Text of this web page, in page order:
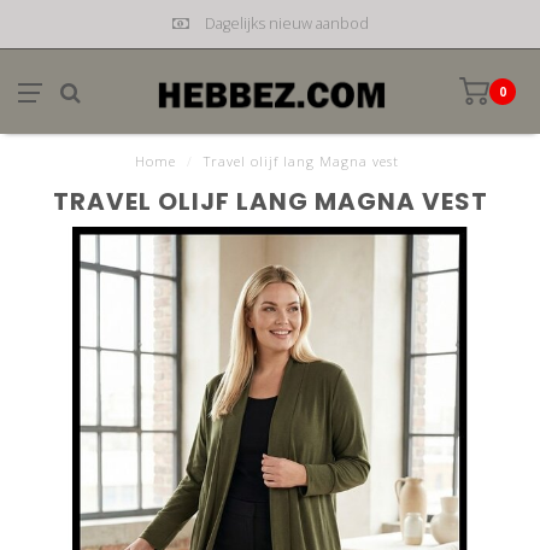
Dagelijks nieuw aanbod
0
Home Travel olijf lang Magna vest
TRAVEL OLIJF LANG MAGNA VEST